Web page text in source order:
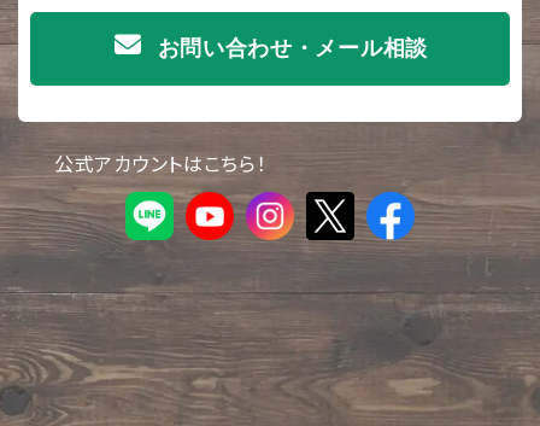
お問い合わせ・メール相談
公式アカウントはこちら！